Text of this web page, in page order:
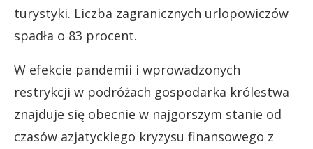
turystyki. Liczba zagranicznych urlopowiczów
spadła o 83 procent.
W efekcie pandemii i wprowadzonych
restrykcji w podróżach gospodarka królestwa
znajduje się obecnie w najgorszym stanie od
czasów azjatyckiego kryzysu finansowego z